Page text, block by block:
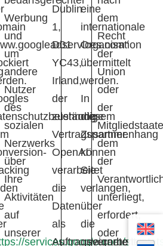
services.google.com/
Werbung
und
um
andere
Nutzer
des
sozialen
Nerzwerks
über
Ihre
Aktivitäten
auf
unserer
Dublin
1,
D01
YC43,
Irland,
der
zuständige
Vertragspartner.
OpenAI
verarbeitet
die
Daten
als
Auftragsverarbeiter
eine
internationale
Organisation
übermittelt
werden.
In
diesem
Zusammenhang
können
Sie
verlangen,
über
die
geeigneten
dem
Recht
der
Union
oder
der
dem
der
unterliegt,
erfordert,
oder